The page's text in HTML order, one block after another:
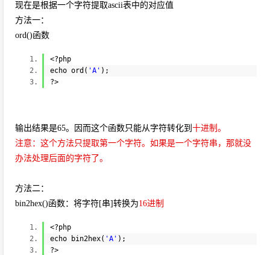
现在是根据一个字符提取ascii表中的对应值
方法一：
ord()函数
<?php
echo ord( 'A' );
?>
输出结果是65。因而这个函数只能从字符转化到 十进制。
注意：这个方法只提取第一个字符。如果是一个字符串，那就没
办法处理后面的字符了。
方法二：
bin2hex()函数：将字符[串]转换为16进制
<?php
echo bin2hex( 'A' );
?>